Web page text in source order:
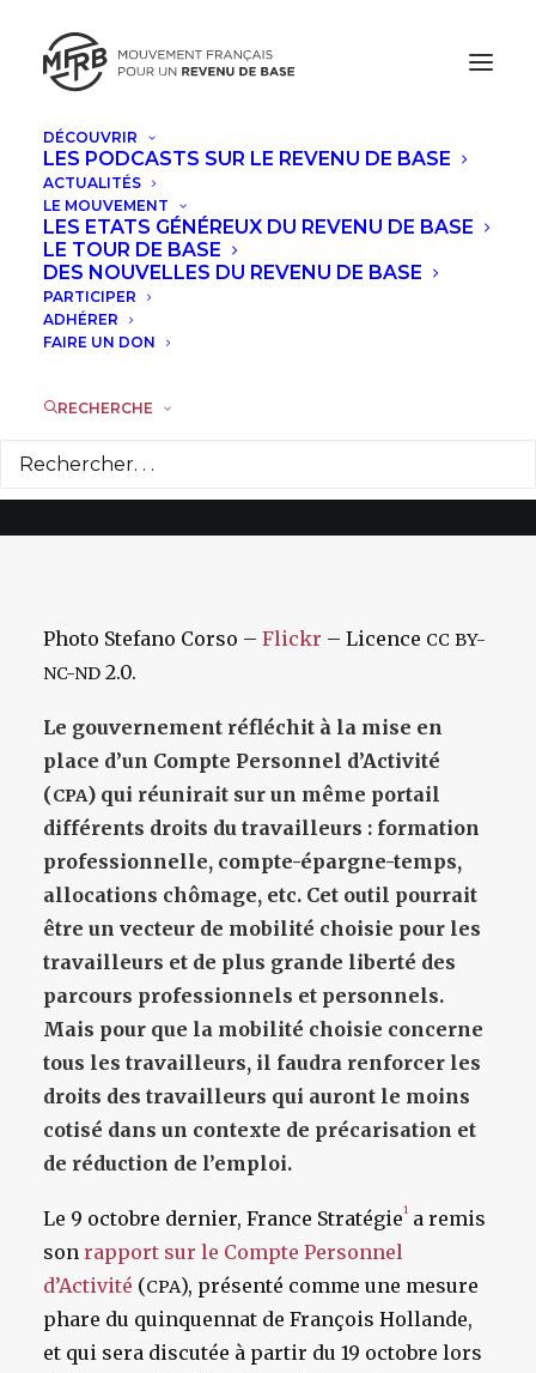
DÉCOUVRIR
LES PODCASTS SUR LE REVENU DE BASE
ACTUALITÉS
LE MOUVEMENT
LES ETATS GÉNÉREUX DU REVENU DE BASE
LE TOUR DE BASE
DES NOUVELLES DU REVENU DE BASE
PARTICIPER
ADHÉRER
FAIRE UN DON
RECHERCHE
Le CPA doit être un
progrès pour tous
les travailleurs
17 OCTOBRE 2015
Photo Stefano Corso – Flickr – Licence CC BY-
NC-ND 2.0.
Le gouvernement réfléchit à la mise en
place d’un Compte Personnel d’Activité
(CPA) qui réunirait sur un même portail
différents droits du travailleurs : formation
professionnelle, compte-épargne-temps,
allocations chômage, etc. Cet outil pourrait
être un vecteur de mobilité choisie pour les
travailleurs et de plus grande liberté des
parcours professionnels et personnels.
Mais pour que la mobilité choisie concerne
tous les travailleurs, il faudra renforcer les
droits des travailleurs qui auront le moins
cotisé dans un contexte de précarisation et
de réduction de l’emploi.
Le 9 octobre dernier, France Stratégie1 a remis
son rapport sur le Compte Personnel
d’Activité (CPA), présenté comme une mesure
phare du quinquennat de François Hollande,
et qui sera discutée à partir du 19 octobre lors